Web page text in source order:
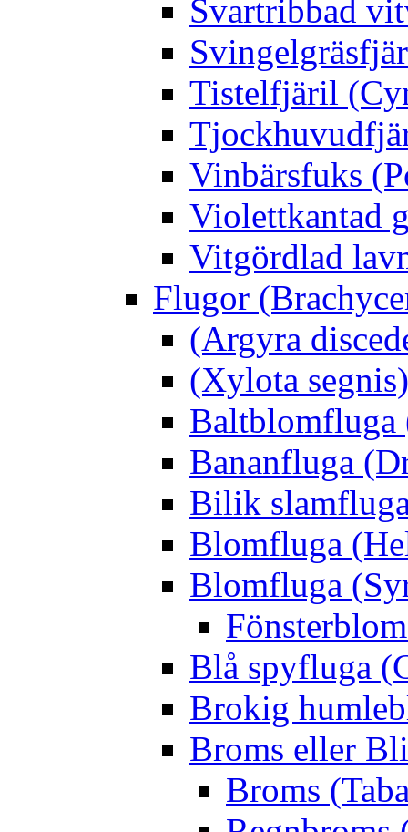
Svartribbad
Tistelfjäril
Vinbärsfuks
Violettkantad
Vitgördlad
Flugor
(Argyra
(Xylota segnis)
Baltblomfluga
Bananfluga
Bilik
Blomfluga
Blomfluga
Blå spyfluga
Brokig
Broms eller
Broms